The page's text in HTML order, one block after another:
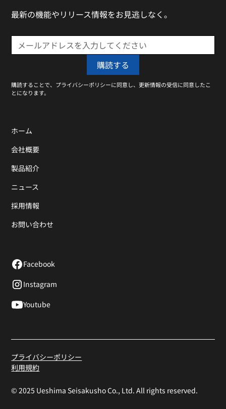
最新の機能やリリース情報をお見逃しなく。
購読することで、プライバシーポリシーに同意し、更新情報の受信に同意したこ
とになります。
ホーム
会社概要
製品紹介
ニュース
採用情報
お問い合わせ
Facebook
Instagram
Youtube
© 2025 Ueshima Seisakusho Co., Ltd. All rights reserved.
プライバシーポリシー
利用規約